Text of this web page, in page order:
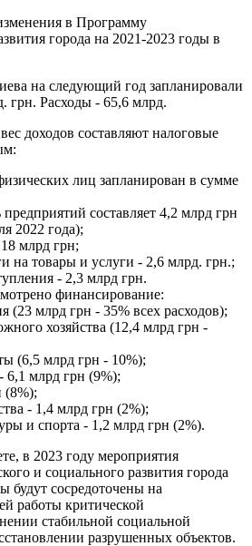
в Программу
города на 2021-2023 годы в
на следующий год запланировали
грн. Расходы - 65,6 млрд.
доходов составляют налоговые
лиц запланирован в сумме
составляет 4,2 млрд грн
2022 года);
млрд грн;
на товары и услуги - 2,6 млрд. грн.;
- 2,3 млрд грн.
финансирование:
(23 млрд грн - 35% всех расходов);
хозяйства (12,4 млрд грн -
(6,5 млрд грн - 10%);
6,1 млрд грн (9%);
- 1,4 млрд грн (2%);
и спорта - 1,2 млрд грн (2%).
в 2023 году мероприятия
и социального развития города
будут сосредоточены на
работы критической
стабильной социальной
разрушенных объектов.